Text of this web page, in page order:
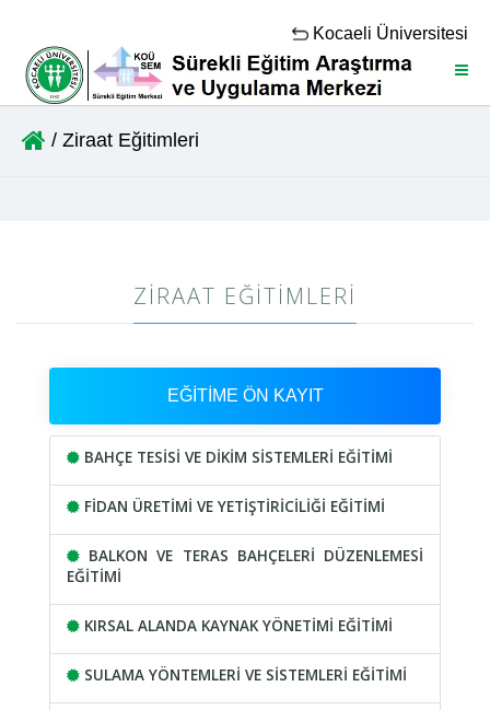
Kocaeli Üniversitesi
/ Ziraat Eğitimleri
ZIRAAT EĞITIMLERI
EĞİTİME ÖN KAYIT
BAHÇE TESİSİ VE DİKİM SİSTEMLERİ EĞİTİMİ
FİDAN ÜRETİMİ VE YETİŞTİRİCİLİĞİ EĞİTİMİ
BALKON VE TERAS BAHÇELERİ DÜZENLEMESİ
EĞİTİMİ
KIRSAL ALANDA KAYNAK YÖNETİMİ EĞİTİMİ
SULAMA YÖNTEMLERİ VE SİSTEMLERİ EĞİTİMİ